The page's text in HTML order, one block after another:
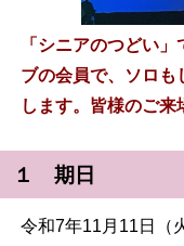
「シニアのつどい
ブの会員で、ソロも
します。皆様のご来
１ 期日
令和7年11月11日（